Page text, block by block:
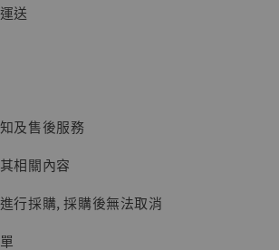
1/6系列可動蒐藏人偶 讓
送
及售後服務
相關內容
行採購, 採購後無法取消